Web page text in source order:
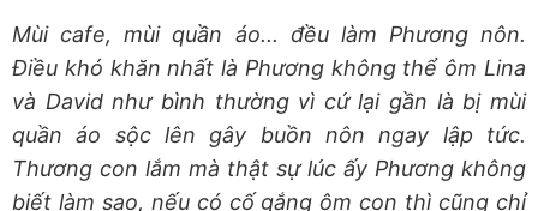
Mùi cafe, mùi quần áo... đều làm Phương nôn.
Điều khó khăn nhất là Phương không thể ôm Lina
và David như bình thường vì cứ lại gần là bị mùi
quần áo sộc lên gây buồn nôn ngay lập tức.
Thương con lắm mà thật sự lúc ấy Phương không
biết làm sao, nếu có cố gắng ôm con thì cũng chỉ